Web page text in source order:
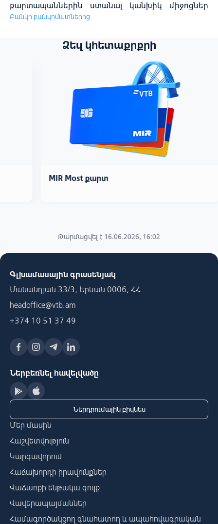
քարտապաններին ստանալ կանխիկ միջոցներ
Բանկի բանկոմատներից
Ձեզ կհետաքրքրի
MIR Most քարտ
Թարմացվել է 16.06.2026, 16:02
Գլխամասային գրասենյակ
Մանանդյան 33/3, Երևան 0006, ՀՀ
headoffice@vtb.am
+374 10 51 37 49
Ներբեռնել հավելվածը
Ներդրումային բիզնես
Մեր մասին
Հաշվետվություն
Կարգավորում
Հաճախորդի իրավունքներ
Վաճառքի ենթակա գույք
Վավերապայմաններ
Համագործակցող գնահատող և ապահովագրական